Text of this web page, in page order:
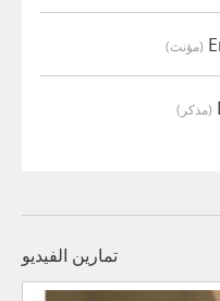
(مؤنث)
(مذكر)
تمارين الفيديو